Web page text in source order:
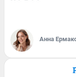
Анна